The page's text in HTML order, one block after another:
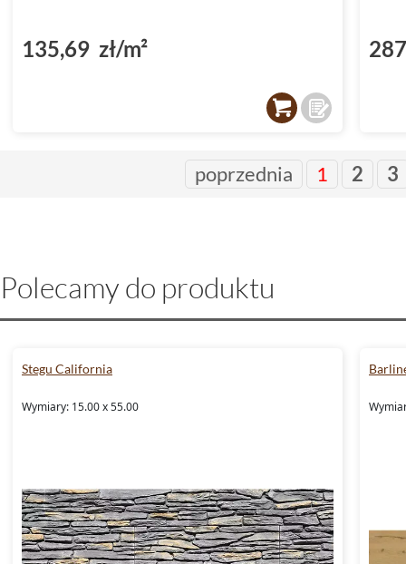
135,69 zł/m²
poprzednia 1 2 3
Polecamy do produktu
Stegu California
Wymiary: 15.00 x 55.00